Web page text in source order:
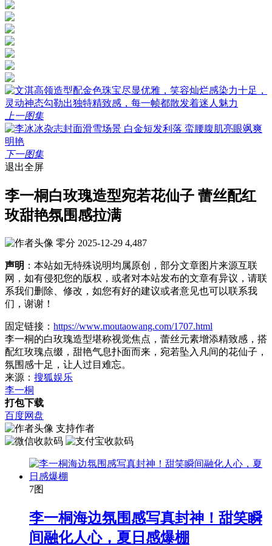
上一图集
下一图集
退出全屏
李一桐白玫瑰造型宛若花仙子 蕾丝配红
玫甜艳氛围感拉满
零分 2025-12-29 4,487
声明 ：本站如无特殊说明均属原创，部分文章图片来源互联
网，如有侵犯您的版权，或者对本站发布的文章有异议，请联
系我们删除、修改，如您有好的建议或者意见也可以联系我
们，谢谢！
固定链接： https://www.moutaowang.com/1707.html
李一桐的白玫瑰造型堪称视觉焦点，蕾丝元素增添精致感，搭
配红玫瑰点缀，甜艳气息扑面而来，宛若坠入凡间的花仙子，
氛围感十足，让人过目难忘。
来源： 搜狐娱乐
李一桐
打包下载
百度网盘
支持作者
7图
李一桐海边氛围感写真封神！甜笑瞬
间融化人心，夏日感爆棚